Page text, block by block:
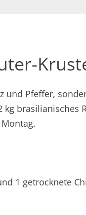
Pfeffer,
brasilianisches
1 getrocknete